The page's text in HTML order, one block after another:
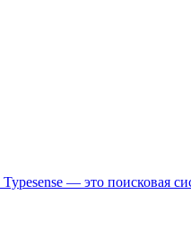
Typesense — это поисковая